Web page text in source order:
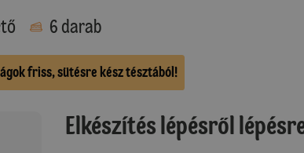
6 darab
friss, sütésre kész tésztából!
Elkészítés lépésről